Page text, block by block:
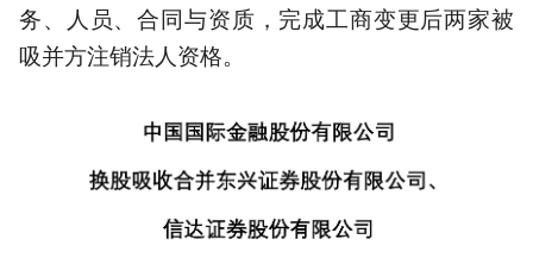
务、人员、合同与资质，完成工商变更后两家被
吸并方注销法人资格。